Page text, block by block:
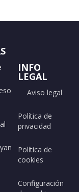
INFO
LEGAL
Aviso legal
Política de
privacidad
Política de
cookies
Configuración